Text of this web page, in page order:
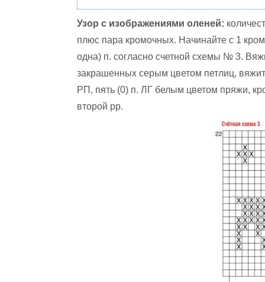
Узор с изображениями оленей:
плюс пара кромочных. Начинайте с 1
одна) п. согласно счетной схемы № 3.
закрашенных серым цветом петлиц,
РП, пять (0) п. ЛГ белым цветом пряжи,
второй рр.